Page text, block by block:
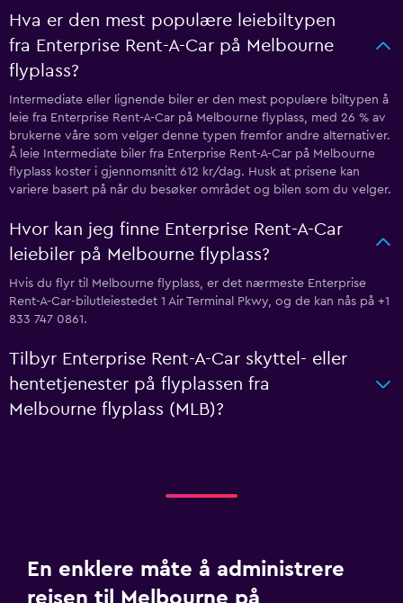
Hva er den mest populære leiebiltypen
fra Enterprise Rent-A-Car på Melbourne
flyplass?
Intermediate eller lignende biler er den mest populære biltypen å
leie fra Enterprise Rent-A-Car på Melbourne flyplass, med 26 % av
brukerne våre som velger denne typen fremfor andre alternativer.
Å leie Intermediate biler fra Enterprise Rent-A-Car på Melbourne
flyplass koster i gjennomsnitt 612 kr/dag. Husk at prisene kan
variere basert på når du besøker området og bilen som du velger.
Hvor kan jeg finne Enterprise Rent-A-Car
leiebiler på Melbourne flyplass?
Hvis du flyr til Melbourne flyplass, er det nærmeste Enterprise
Rent-A-Car-bilutleiestedet 1 Air Terminal Pkwy, og de kan nås på +1
833 747 0861.
Tilbyr Enterprise Rent-A-Car skyttel- eller
hentetjenester på flyplassen fra
Melbourne flyplass (MLB)?
En enklere måte å administrere
reisen til Melbourne på